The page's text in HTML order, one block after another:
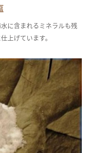
に含まれるミネラルも残
上げています。